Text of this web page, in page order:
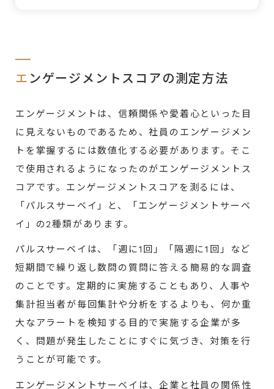
エ ンゲージメントスコアの測定方法
エンゲージメントは、信頼関係や愛着心といった目
に見えないものであるため、社員のエンゲージメン
トを掌握するには数値化する必要があります。そこ
で使用されるようになったのがエンゲージメントス
コアです。エンゲージメントスコアを測るには、
「パルスサーベイ」と、「エンゲージメントサーベ
イ」の2種類があります。
パルスサーベイは、「週に1回」「隔週に1回」など
短期間で繰り返し数問の質問に答える簡易的な調査
のことです。定期的に実施することもあり、人事や
集計担当者が毎回集計や分析をするよりも、何か重
大なアラートを検知する目的で実施する企業が多
く、問題が発生したことにすぐに気づき、対策を行
うことが可能です。
エンゲージメントサーベイは、企業と社員の関係性